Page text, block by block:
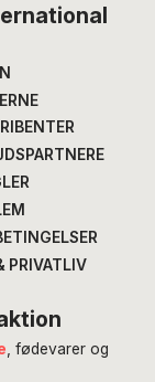
PRIVATLIV
, fødevarer og